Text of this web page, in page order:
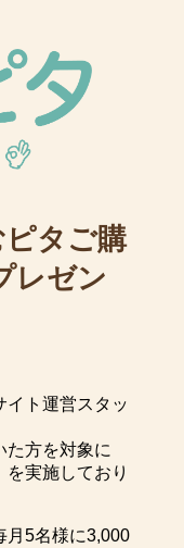
タご購
レゼン
イト運営スタッ
た方を対象に
を実施しており
月5名様に3,000